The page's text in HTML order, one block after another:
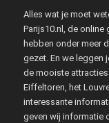
Alles wat je moet
Parijs10.nl, de online
hebben onder meer
gezet. En we leggen
de mooiste
Eiffeltoren, het
interessante
geven wij informatie